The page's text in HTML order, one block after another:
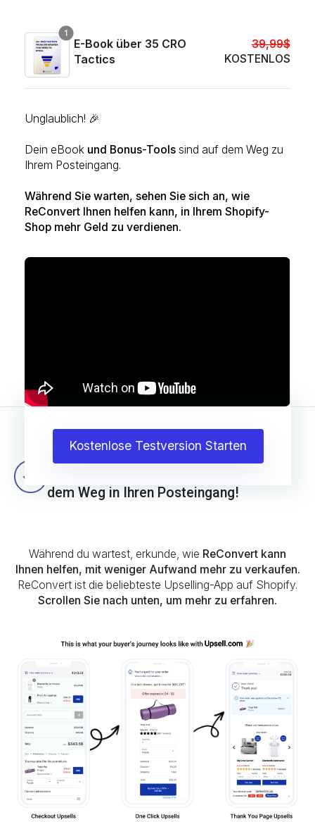
dem Weg in Ihren Posteingang!
Während du wartest, erkunde, wie ReConvert kann
Ihnen helfen, mit weniger Aufwand mehr zu verkaufen.
ReConvert ist die beliebteste Upselling-App auf Shopify.
Scrollen Sie nach unten, um mehr zu erfahren.
E-Book über 35 CRO
Tactics
39,99$
KOSTENLOS
Unglaublich! 🎉
Dein eBook und Bonus-Tools sind auf dem Weg zu
Ihrem Posteingang.
Während Sie warten, sehen Sie sich an, wie
ReConvert Ihnen helfen kann, in Ihrem Shopify-
Shop mehr Geld zu verdienen.
Kostenlose Testversion Starten